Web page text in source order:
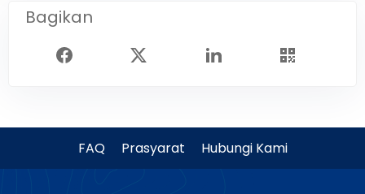
Bagikan
FAQ Prasyarat Hubungi Kami